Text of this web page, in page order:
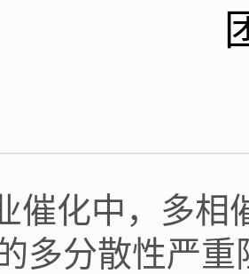
催化中，多相
多分散性严